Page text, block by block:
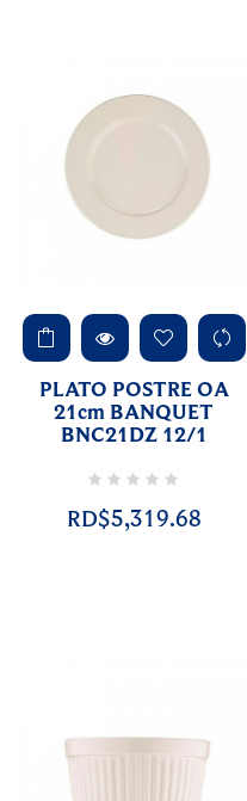
PLATO POSTRE OA
21cm BANQUET
BNC21DZ 12/1
RD$5,319.68